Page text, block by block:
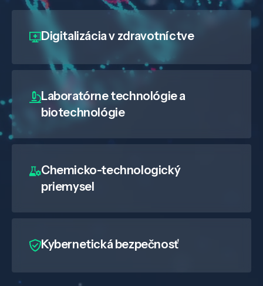
Digitalizáciav zdravotníctve
Laboratórne technológie a
biotechnológie
Chemicko-technologický
priemysel
Kybernetická bezpečnosť